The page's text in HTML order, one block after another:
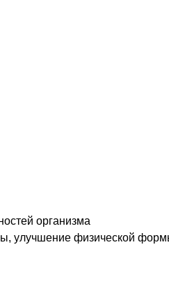
организма
улучшение физической